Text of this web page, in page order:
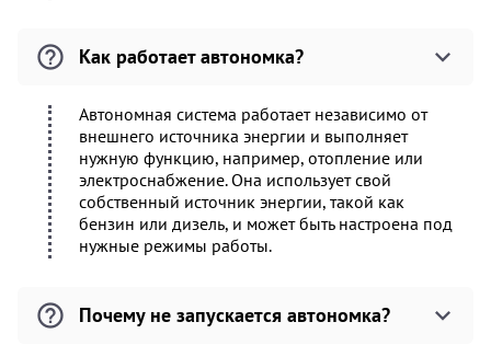
Как работает автономка?
Автономная система работает независимо от
внешнего источника энергии и выполняет
нужную функцию, например, отопление или
электроснабжение. Она использует свой
собственный источник энергии, такой как
бензин или дизель, и может быть настроена под
нужные режимы работы.
Почему не запускается автономка?